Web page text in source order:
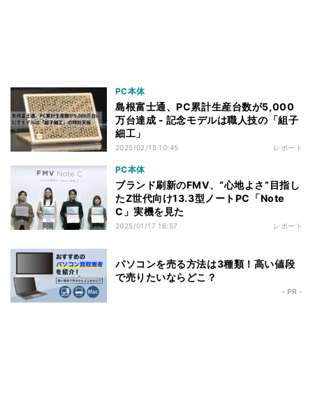
PC本体
島根富士通、PC累計生産台数が5,000
万台達成 - 記念モデルは職人技の「組子
細工」
2025/02/15 10:45 レポート
PC本体
ブランド刷新のFMV、“心地よさ”目指し
たZ世代向け13.3型ノートPC「Note
C」実機を見た
2025/01/17 16:57 レポート
パソコンを売る方法は3種類！高い値段
で売りたいならどこ？
- PR -